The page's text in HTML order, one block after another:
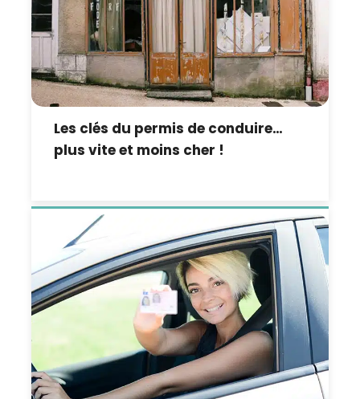
Les clés du permis de conduire…
plus vite et moins cher !